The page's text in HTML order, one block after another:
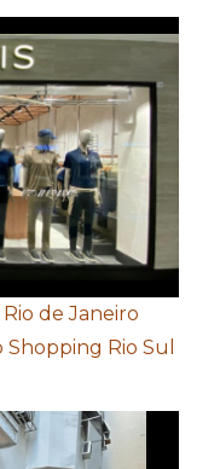
de Janeiro
Rio Sul